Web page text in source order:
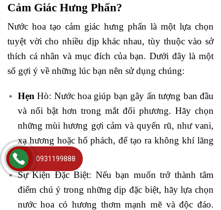
Cảm Giác Hưng Phấn?
Nước hoa tạo cảm giác hưng phấn là một lựa chọn
tuyệt vời cho nhiều dịp khác nhau, tùy thuộc vào sở
thích cá nhân và mục đích của bạn. Dưới đây là một
số gợi ý về những lúc bạn nên sử dụng chúng:
HẹnHò: Nước hoa giúp bạn gây ấn tượng ban đầu
và nổi bật hơn trong mắt đối phương. Hãy chọn
những mùi hương gợi cảm và quyến rũ, như vani,
xạ hương hoặc hổ phách, để tạo ra không khí lãng
mạn.
Sự Kiện Đặc Biệt: Nếu bạn muốn trở thành tâm
điểm chú ý trong những dịp đặc biệt, hãy lựa chọn
nước hoa có hương thơm mạnh mẽ và độc đáo.
0931199888